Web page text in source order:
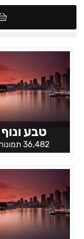
טבע ונוף
36,482 תמונות